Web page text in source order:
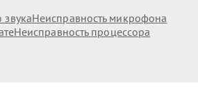
Неисправность микрофона
Неисправность процессора